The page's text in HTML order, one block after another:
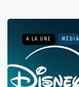
A LA UNE